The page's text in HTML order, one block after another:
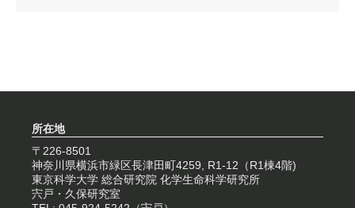
所在地
〒226-8501
神奈川県横浜市緑区長津田町4259, R1-12（R1棟4階)
東京科学大学 総合研究院 化学生命科学研究所
宍戸・久保研究室